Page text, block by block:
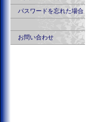
パスワードを忘れた場合
お問い合わせ